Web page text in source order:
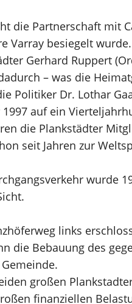
die Partnerschaft mit
Varray besiegelt wurde.
Gerhard Ruppert
– was die
Politiker Dr. Lothar
auf ein
die Plankstädter
seit Jahren zur
wurde
links
die Bebauung des
großen
finanziellen